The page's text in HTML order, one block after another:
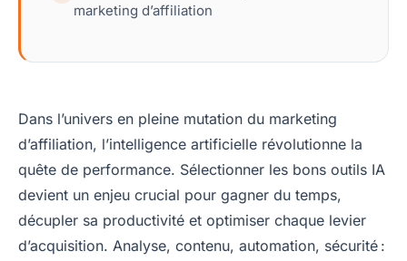
marketing d’affiliation
Dans l’univers en pleine mutation du marketing
d’affiliation, l’intelligence artificielle révolutionne la
quête de performance. Sélectionner les bons outils IA
devient un enjeu crucial pour gagner du temps,
décupler sa productivité et optimiser chaque levier
d’acquisition. Analyse, contenu, automation, sécurité :